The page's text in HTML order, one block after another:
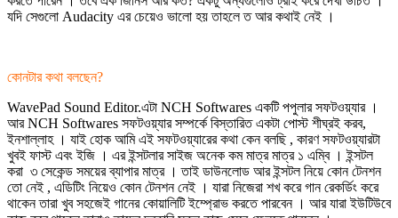
যদি সেগুলো Audacity এর চেয়েও ভালো হয় তাহলে ত আর কথাই নেই ।
কোনটার কথা বলছেন?
WavePad Sound Editor.এটা NCH Softwares একটি পপুলার সফটওয়্যার ।
আর NCH Softwares সফটওয়্যার সম্পর্কে বিস্তারিত একটা পোস্ট শীঘ্রই করব,
ইনশাল্লাহ । যাই হোক আমি এই সফটওয়্যারের কথা কেন বলছি , কারণ সফটওয়্যারটা
খুবই ফাস্ট এবং ইজি । এর ইন্সটলার সাইজ অনেক কম মাত্র মাত্র ১ এম্বি । ইন্সটল
করা ৩ সেকেন্ড সময়ের ব্যাপার মাত্র । তাই ডাউনলোড আর ইন্সটল নিয়ে কোন টেনশন
তো নেই , এডিটিং নিয়েও কোন টেনশন নেই । যারা নিজেরা শখ করে গান রেকর্ডিং করে
থাকেন তারা খুব সহজেই গানের কোয়ালিটি ইম্প্রোভ করতে পারবেন । আর যারা ইউটিউবে